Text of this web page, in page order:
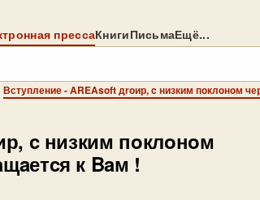
прессаКнигиПисьмаЕщё...
c низким пoклoнoм
к Baм !